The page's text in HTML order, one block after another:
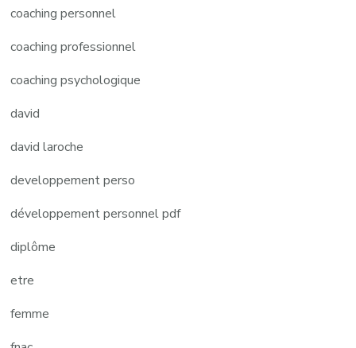
coaching personnel
coaching professionnel
coaching psychologique
david
david laroche
developpement perso
développement personnel pdf
diplôme
etre
femme